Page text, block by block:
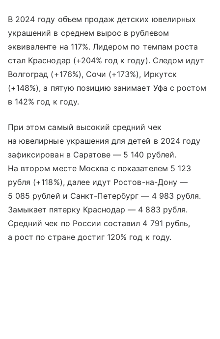
В 2024 году объем продаж детских ювелирных
украшений в среднем вырос в рублевом
эквиваленте на 117%. Лидером по темпам роста
стал Краснодар (+204% год к году). Следом идут
Волгоград (+176%), Сочи (+173%), Иркутск
(+148%), а пятую позицию занимает Уфа с ростом
в 142% год к году.
При этом самый высокий средний чек
на ювелирные украшения для детей в 2024 году
зафиксирован в Саратове — 5 140 рублей.
На втором месте Москва с показателем 5 123
рубля (+118%), далее идут Ростов-на-Дону —
5 085 рублей и Санкт-Петербург — 4 983 рубля.
Замыкает пятерку Краснодар — 4 883 рубля.
Средний чек по России составил 4 791 рубль,
а рост по стране достиг 120% год к году.